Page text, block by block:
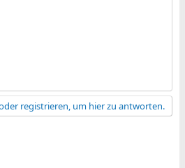
registrieren, um hier zu antworten.